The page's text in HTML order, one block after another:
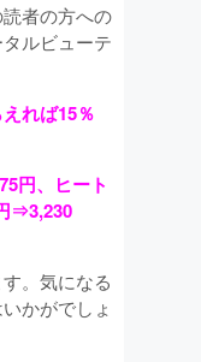
者の方への
ルビューテ
れば15％
円、ヒート
⇒3,230
。気になる
かがでしょ